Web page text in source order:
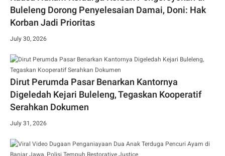
Buleleng Dorong Penyelesaian Damai, Doni: Hak
Korban Jadi Prioritas
July 30, 2026
Dirut Perumda Pasar Benarkan Kantornya
Digeledah Kejari Buleleng, Tegaskan Kooperatif
Serahkan Dokumen
July 31, 2026